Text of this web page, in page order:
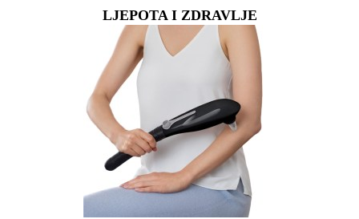
LJEPOTA I ZDRAVLJE